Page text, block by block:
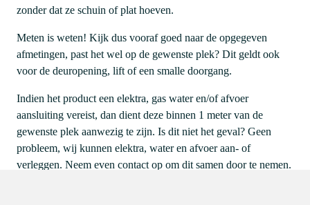
zonder dat ze schuin of plat hoeven.
Meten is weten! Kijk dus vooraf goed naar de opgegeven
afmetingen, past het wel op de gewenste plek? Dit geldt ook
voor de deuropening, lift of een smalle doorgang.
Indien het product een elektra, gas water en/of afvoer
aansluiting vereist, dan dient deze binnen 1 meter van de
gewenste plek aanwezig te zijn. Is dit niet het geval? Geen
probleem, wij kunnen elektra, water en afvoer aan- of
verleggen. Neem even contact op om dit samen door te nemen.